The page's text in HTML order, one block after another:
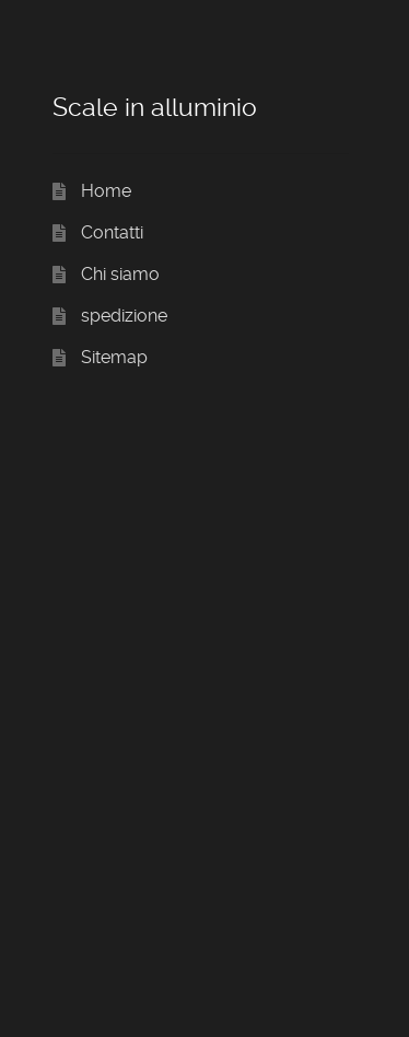
Scale in alluminio
Home
Contatti
Chi siamo
spedizione
Sitemap